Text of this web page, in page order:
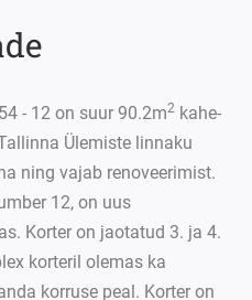
- 12 on suur 90.2m2 kahe-
Ülemiste linnaku
ning vajab renoveerimist.
12, on uus
Korter on jaotatud 3. ja 4.
korteril olemas ka
korruse peal. Korter on